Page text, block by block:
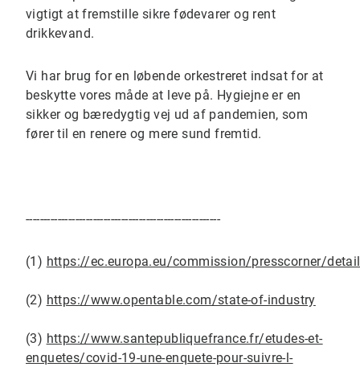
vigtigt at fremstille sikre fødevarer og rent
drikkevand.
Vi har brug for en løbende orkestreret indsat for at
beskytte vores måde at leve på. Hygiejne er en
sikker og bæredygtig vej ud af pandemien, som
fører til en renere og mere sund fremtid.
-------------------------------------------------------
(1) https://ec.europa.eu/commission/presscorner/
(2) https://www.opentable.com/state-of-industry
(3) https://www.santepubliquefrance.fr/etudes-et-
enquetes/covid-19-une-enquete-pour-suivre-l-